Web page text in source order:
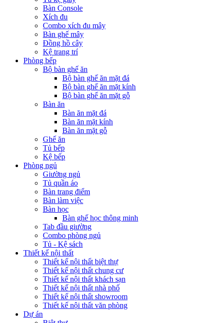
Bàn Console
Xích đu
Combo xích đu mây
Bàn ghế mây
Đồng hồ cây
Kệ trang trí
Phòng bếp
Bộ bàn ghế ăn
Bộ bàn ghế ăn mặt đá
Bộ bàn ghế ăn mặt kính
Bộ bàn ghế ăn mặt gỗ
Bàn ăn
Bàn ăn mặt đá
Bàn ăn mặt kính
Bàn ăn mặt gỗ
Ghế ăn
Tủ bếp
Kệ bếp
Phòng ngủ
Giường ngủ
Tủ quần áo
Bàn trang điểm
Bàn làm việc
Bàn học
Bàn ghế học thông minh
Tab đầu giường
Combo phòng ngủ
Tủ - Kệ sách
Thiết kế nội thất
Thiết kế nội thất biệt thự
Thiết kế nội thất chung cư
Thiết kế nội thất khách sạn
Thiết kế nội thất nhà phố
Thiết kế nội thất showroom
Thiết kế nội thất văn phòng
Dự án